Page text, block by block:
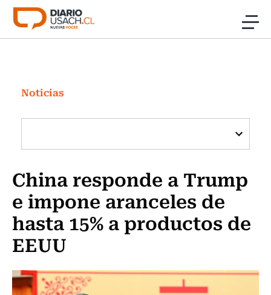
Click acá para ir directamente al contenido
Investigación
Cultura
Programas Radio y TV Usach
Noticias
China responde a Trump
e impone aranceles de
hasta 15% a productos de
EEUU